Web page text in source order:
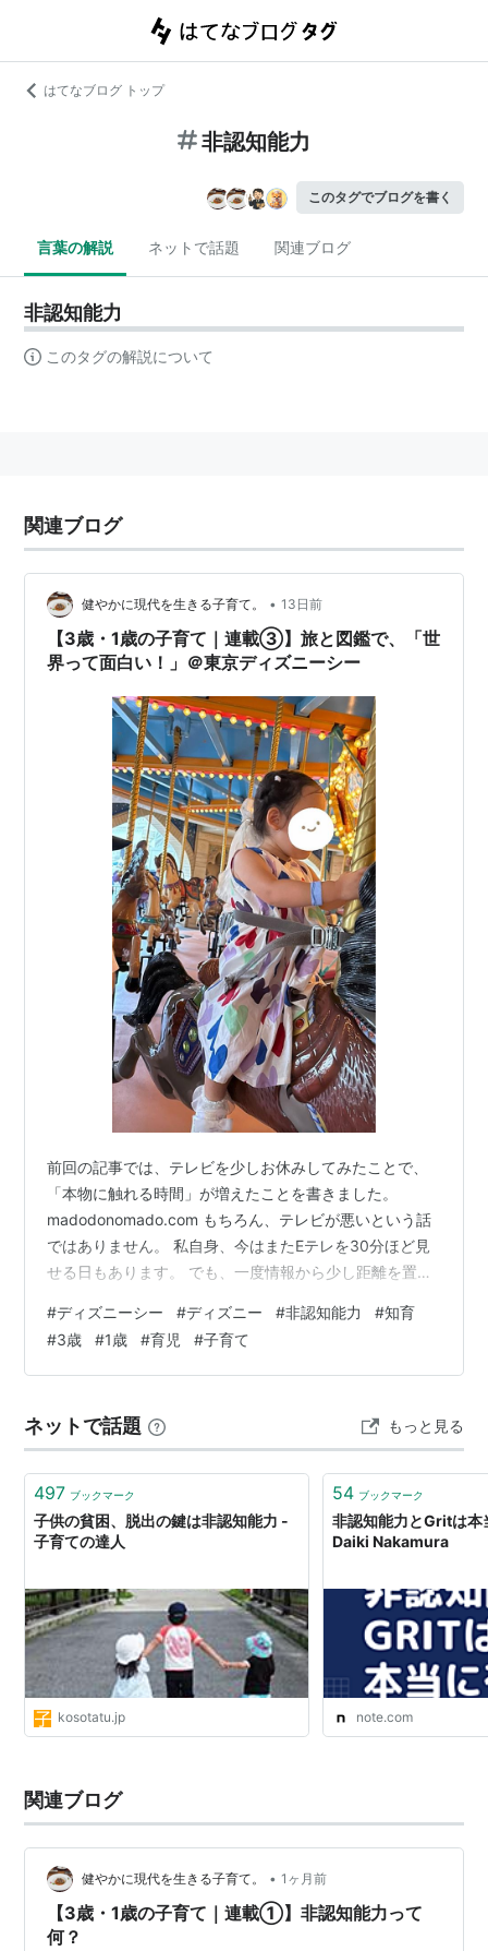
はてなブログ トップ
非認知能力
このタグでブログを書く
言葉の解説 ネットで話題 関連ブログ
非認知能力
このタグの解説について
関連ブログ
健やかに現代を生きる子育て。 • 13日前
【3歳・1歳の子育て｜連載③】旅と図鑑で、「世
界って面白い！」＠東京ディズニーシー
前回の記事では、テレビを少しお休みしてみたことで、
「本物に触れる時間」が増えたことを書きました。
madodonomado.com もちろん、テレビが悪いという話
ではありません。 私自身、今はまたEテレを30分ほど見
せる日もあります。 でも、一度情報から少し距離を置い
う」と考えるようになりました。 そんなタイミングで、
家族4人でディズニーシーへ行ってきました。 朝3時、小
さな旅が始まった🚗✨ やってよかったこと：アナ雪は
乗った！」が一番の思い出 旅は、目的地だけじゃなかっ
た 旅のあと、図鑑…
#ディズニーシー #ディズニー #非認知能力 #知育
#3歳 #1歳 #育児 #子育て
ネットで話題 もっと見る
497 ブックマーク
子供の貧困、脱出の鍵は非認知能力 -
子育ての達人
kosotatu.jp
54 ブックマーク
非認知能力とGritは本
Daiki Nakamura
note.com
関連ブログ
健やかに現代を生きる子育て。 • 1ヶ月前
【3歳・1歳の子育て｜連載①】非認知能力って
何？